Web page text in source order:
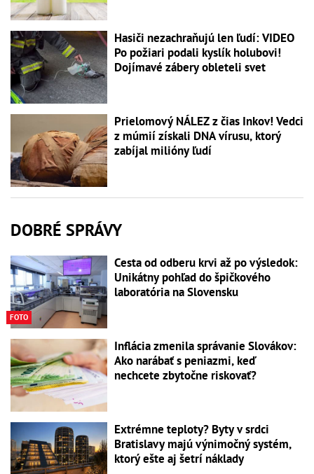
Hasiči nezachraňujú len ľudí: VIDEO
Po požiari podali kyslík holubovi!
Dojímavé zábery obleteli svet
Prielomový NÁLEZ z čias Inkov! Vedci
z múmií získali DNA vírusu, ktorý
zabíjal milióny ľudí
DOBRÉ SPRÁVY
FOTO
Cesta od odberu krvi až po výsledok:
Unikátny pohľad do špičkového
laboratória na Slovensku
Inflácia zmenila správanie Slovákov:
Ako narábať s peniazmi, keď
nechcete zbytočne riskovať?
Extrémne teploty? Byty v srdci
Bratislavy majú výnimočný systém,
ktorý ešte aj šetrí náklady